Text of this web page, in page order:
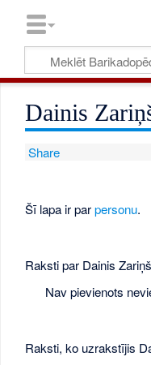
Dainis
Share
Šī lapa ir parpersonu.
Raksti par Dainis
Nav pievienots
Raksti, ko uzrakstījis